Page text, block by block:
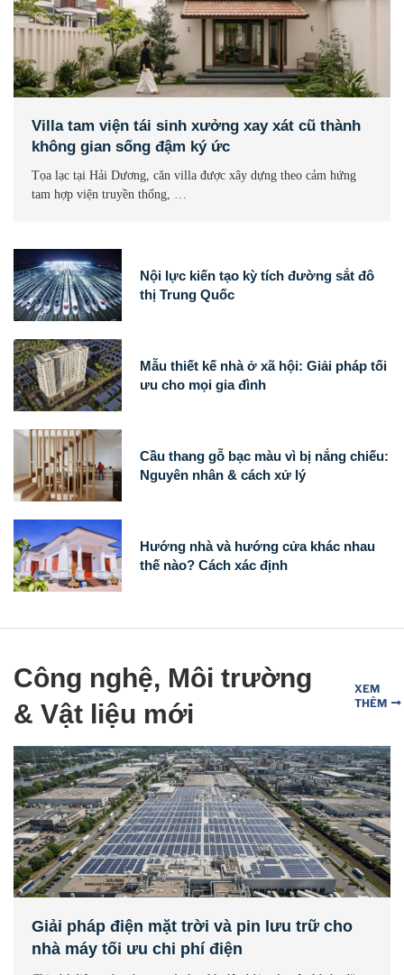
Villa tam viện tái sinh xưởng xay xát cũ thành
không gian sống đậm ký ức
Tọa lạc tại Hải Dương, căn villa được xây dựng theo cảm hứng
tam hợp viện truyền thống, …
Nội lực kiến tạo kỳ tích đường sắt đô
thị Trung Quốc
Mẫu thiết kế nhà ở xã hội: Giải pháp tối
ưu cho mọi gia đình
Cầu thang gỗ bạc màu vì bị nắng chiếu:
Nguyên nhân & cách xử lý
Hướng nhà và hướng cửa khác nhau
thế nào? Cách xác định
Công nghệ, Môi trường
& Vật liệu mới
XEM
THÊM
Giải pháp điện mặt trời và pin lưu trữ cho
nhà máy tối ưu chi phí điện